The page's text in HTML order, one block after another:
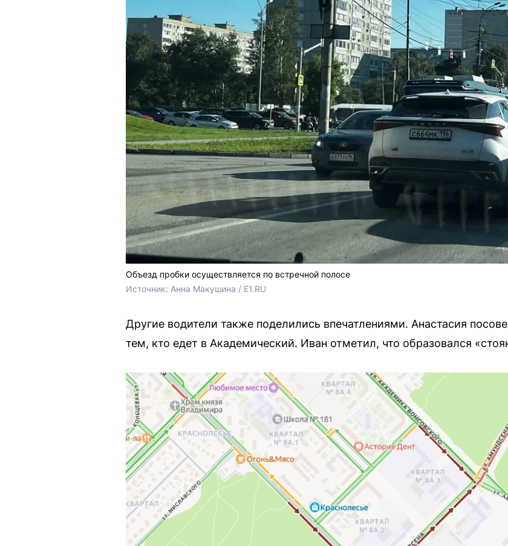
Объезд пробки осуществляется по встречной полосе
Источник: Анна Макушина / E1.RU
Другие водители также поделились впечатлениями. Анастасия
тем, кто едет в Академический. Иван отметил, что образовался